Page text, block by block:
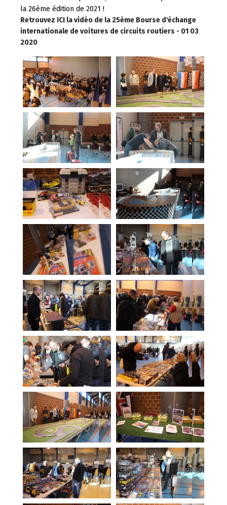
la 26ème édition de 2021 !
Retrouvez ICI la vidéo de la 25ème Bourse d'échange
internationale de voitures de circuits routiers - 01 03
2020